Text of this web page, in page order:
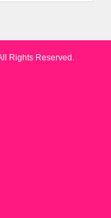
Rights Reserved.